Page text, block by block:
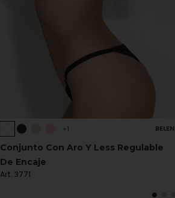
+1 BELEN
Conjunto Con Aro Y Less Regulable
De Encaje
Art. 3771